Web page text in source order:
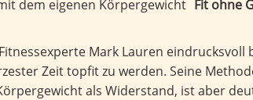
Fit ohne
Mark Lauren
Zeit topfit zu werden. Seine
als Widerstand, ist aber